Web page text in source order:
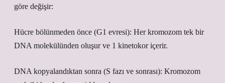
göre değişir:
Hücre bölünmeden önce (G1 evresi): Her kromozom tek bir
DNA molekülünden oluşur ve 1 kinetokor içerir.
DNA kopyalandıktan sonra (S fazı ve sonrası): Kromozom